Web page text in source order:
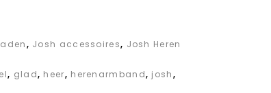
, Josh accessoires, Josh Heren
, glad, heer, herenarmband, josh,